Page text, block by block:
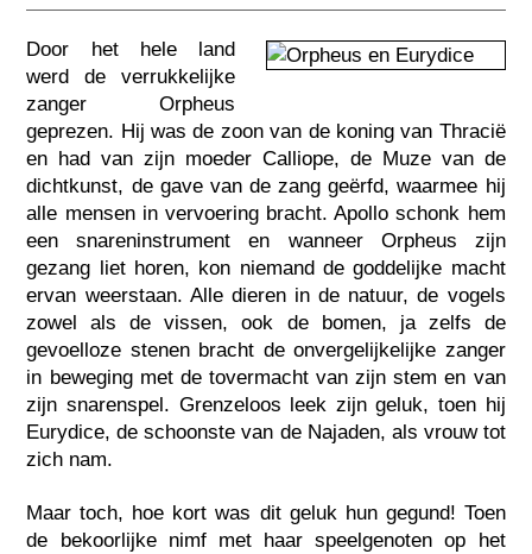
Door het hele land
werd de verrukkelijke
zanger Orpheus
geprezen. Hij was de zoon van de koning van Thracië
en had van zijn moeder Calliope, de Muze van de
dichtkunst, de gave van de zang geërfd, waarmee hij
alle mensen in vervoering bracht. Apollo schonk hem
een snareninstrument en wanneer Orpheus zijn
gezang liet horen, kon niemand de goddelijke macht
ervan weerstaan. Alle dieren in de natuur, de vogels
zowel als de vissen, ook de bomen, ja zelfs de
gevoelloze stenen bracht de onvergelijkelijke zanger
in beweging met de tovermacht van zijn stem en van
zijn snarenspel. Grenzeloos leek zijn geluk, toen hij
Eurydice, de schoonste van de Najaden, als vrouw tot
zich nam.
Maar toch, hoe kort was dit geluk hun gegund! Toen
de bekoorlijke nimf met haar speelgenoten op het